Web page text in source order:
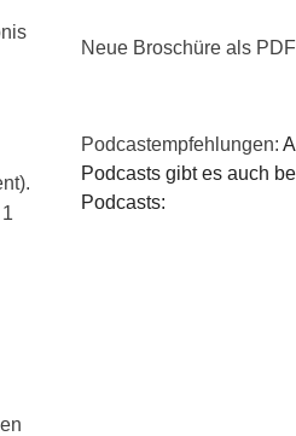
Neue Broschüre als
Podcastempfehlungen:
Podcasts gibt es auch
Podcasts: